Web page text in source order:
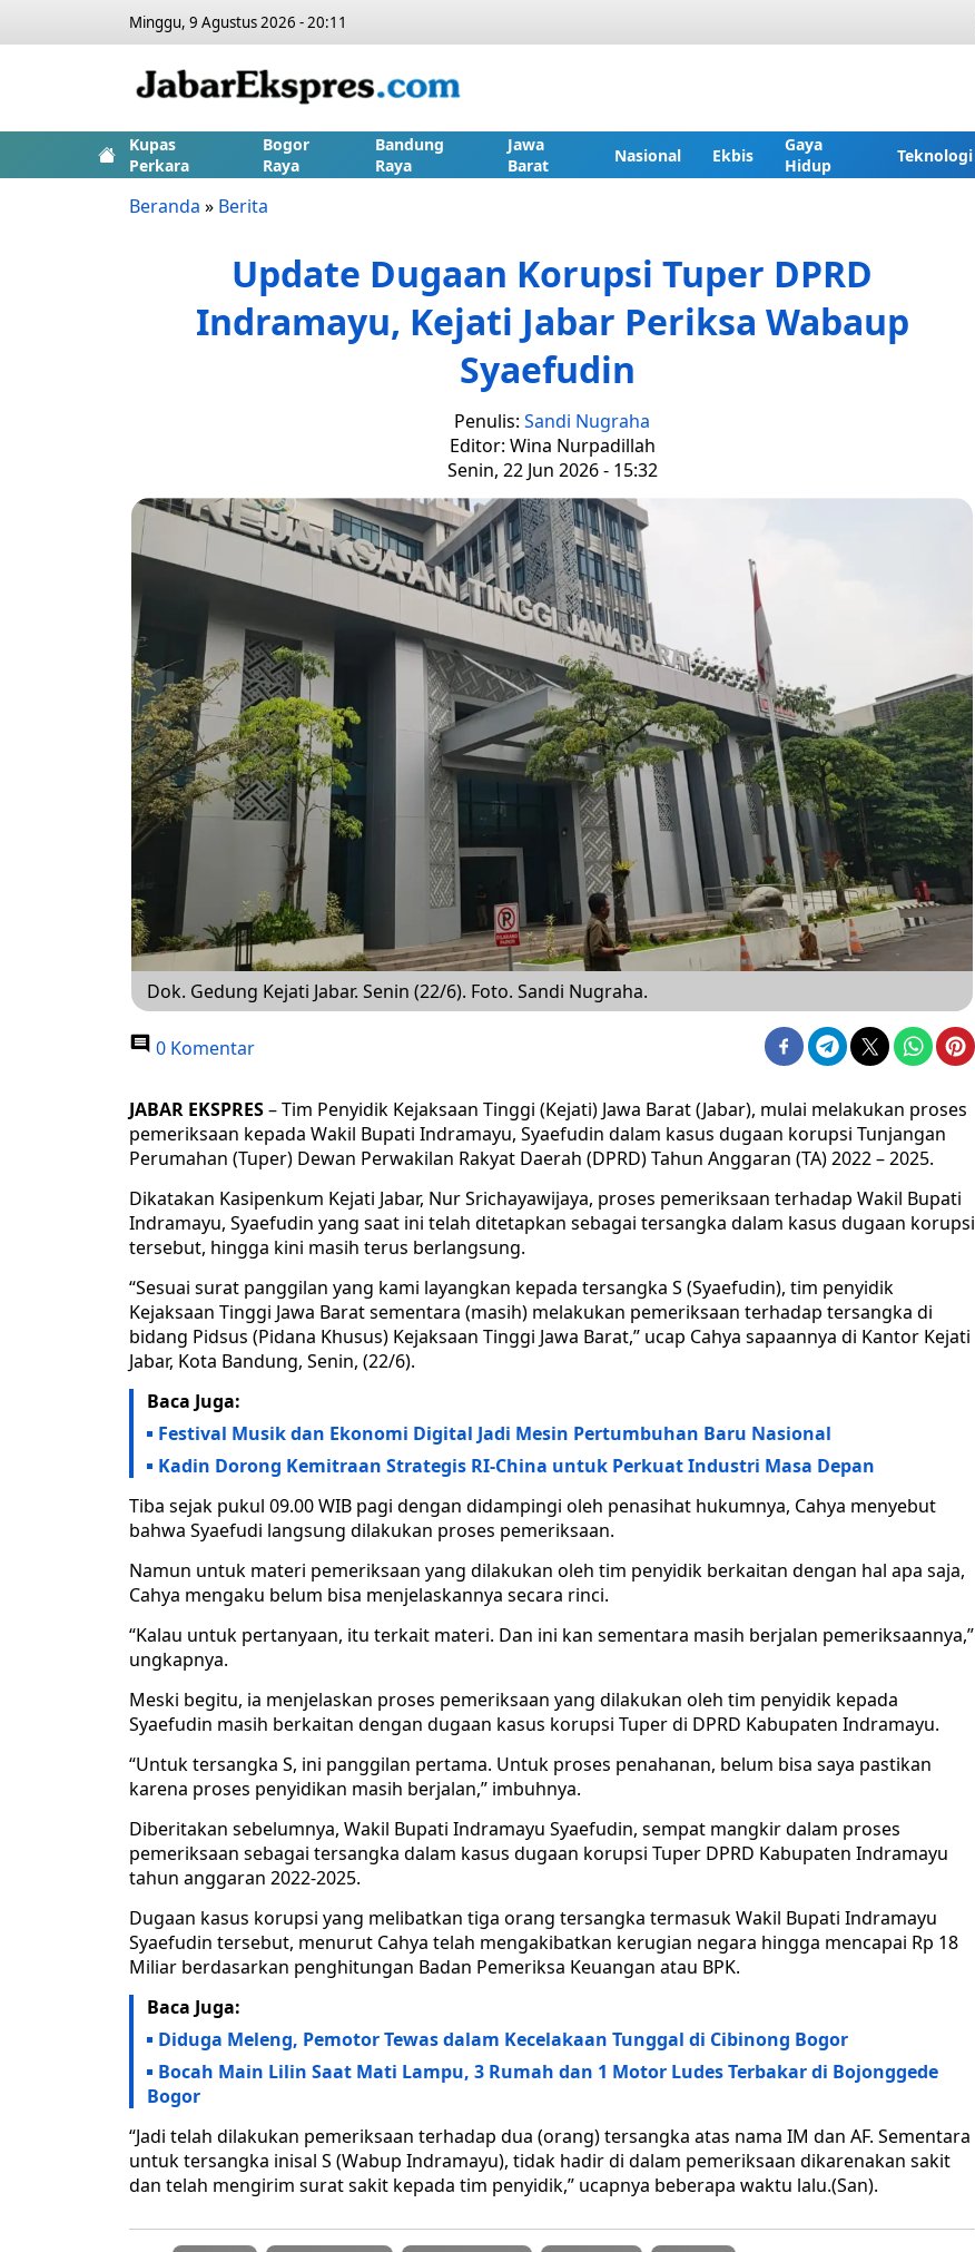
Minggu, 9 Agustus 2026 - 20:11
Kupas
Perkara
Bogor
Raya
Bandung
Raya
Jawa
Barat
Nasional Ekbis
Gaya
Hidup
Teknologi
Beranda » Berita
Update Dugaan Korupsi Tuper DPRD
Indramayu, Kejati Jabar Periksa Wabaup
Syaefudin
Penulis: Sandi Nugraha
Editor: Wina Nurpadillah
Senin, 22 Jun 2026 - 15:32
Dok. Gedung Kejati Jabar. Senin (22/6). Foto. Sandi Nugraha.
0 Komentar
JABAR EKSPRES– Tim Penyidik Kejaksaan Tinggi (Kejati) Jawa Barat (Jabar), mulai melakukan proses
pemeriksaan kepada Wakil Bupati Indramayu, Syaefudin dalam kasus dugaan korupsi Tunjangan
Perumahan (Tuper) Dewan Perwakilan Rakyat Daerah (DPRD) Tahun Anggaran (TA) 2022 – 2025.
Dikatakan Kasipenkum Kejati Jabar, Nur Srichayawijaya, proses pemeriksaan terhadap Wakil Bupati
Indramayu, Syaefudin yang saat ini telah ditetapkan sebagai tersangka dalam kasus dugaan korupsi
tersebut, hingga kini masih terus berlangsung.
“Sesuai surat panggilan yang kami layangkan kepada tersangka S (Syaefudin), tim penyidik
Kejaksaan Tinggi Jawa Barat sementara (masih) melakukan pemeriksaan terhadap tersangka di
bidang Pidsus (Pidana Khusus) Kejaksaan Tinggi Jawa Barat,” ucap Cahya sapaannya di Kantor Kejati
Jabar, Kota Bandung, Senin, (22/6).
Baca Juga:
Festival Musik dan Ekonomi Digital Jadi Mesin Pertumbuhan Baru Nasional
Kadin Dorong Kemitraan Strategis RI-China untuk Perkuat Industri Masa Depan
Tiba sejak pukul 09.00 WIB pagi dengan didampingi oleh penasihat hukumnya, Cahya menyebut
bahwa Syaefudi langsung dilakukan proses pemeriksaan.
Namun untuk materi pemeriksaan yang dilakukan oleh tim penyidik berkaitan dengan hal apa saja,
Cahya mengaku belum bisa menjelaskannya secara rinci.
“Kalau untuk pertanyaan, itu terkait materi. Dan ini kan sementara masih berjalan pemeriksaannya,”
ungkapnya.
Meski begitu, ia menjelaskan proses pemeriksaan yang dilakukan oleh tim penyidik kepada
Syaefudin masih berkaitan dengan dugaan kasus korupsi Tuper di DPRD Kabupaten Indramayu.
“Untuk tersangka S, ini panggilan pertama. Untuk proses penahanan, belum bisa saya pastikan
karena proses penyidikan masih berjalan,” imbuhnya.
Diberitakan sebelumnya, Wakil Bupati Indramayu Syaefudin, sempat mangkir dalam proses
pemeriksaan sebagai tersangka dalam kasus dugaan korupsi Tuper DPRD Kabupaten Indramayu
tahun anggaran 2022-2025.
Dugaan kasus korupsi yang melibatkan tiga orang tersangka termasuk Wakil Bupati Indramayu
Syaefudin tersebut, menurut Cahya telah mengakibatkan kerugian negara hingga mencapai Rp 18
Miliar berdasarkan penghitungan Badan Pemeriksa Keuangan atau BPK.
Baca Juga:
Diduga Meleng, Pemotor Tewas dalam Kecelakaan Tunggal di Cibinong Bogor
Bocah Main Lilin Saat Mati Lampu, 3 Rumah dan 1 Motor Ludes Terbakar di Bojonggede
Bogor
“Jadi telah dilakukan pemeriksaan terhadap dua (orang) tersangka atas nama IM dan AF. Sementara
untuk tersangka inisal S (Wabup Indramayu), tidak hadir di dalam pemeriksaan dikarenakan sakit
dan telah mengirim surat sakit kepada tim penyidik,” ucapnya beberapa waktu lalu.(San).